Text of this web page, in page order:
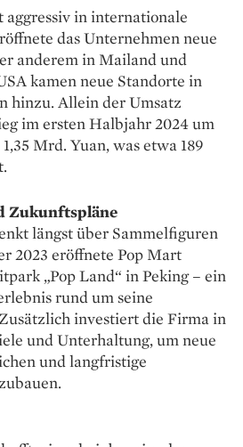
in internationale
das Unternehmen neue
anderem in Mailand und
kamen neue Standorte in
hinzu. Allein der Umsatz
im ersten Halbjahr 2024 um
Mrd. Yuan, was etwa 189
Zukunftspläne
längst über Sammelfiguren
2023 eröffnete Pop Mart
„Pop Land“ in Peking – ein
rund um seine
investiert die Firma in
und Unterhaltung, um neue
und langfristige